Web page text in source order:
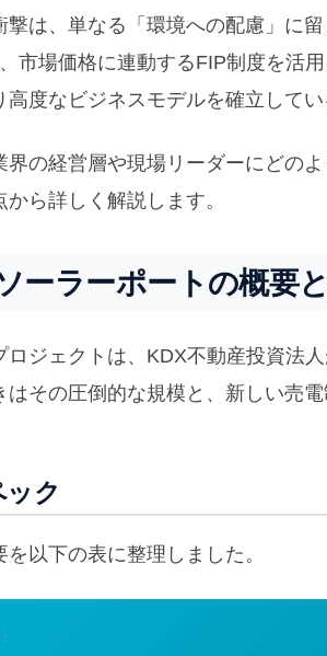
は、単なる「環境への配慮」に
市場価格に連動するFIP制度を活
度なビジネスモデルを確立してい
の経営層や現場リーダーにどのよ
ら詳しく解説します。
ーラーポートの概要
ロジェクトは、KDX不動産投資法
その圧倒的な規模と、新しい売
ク
以下の表に整理しました。